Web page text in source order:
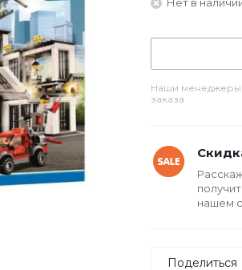
Наши менеджеры
заказа
нашем
Поделиться